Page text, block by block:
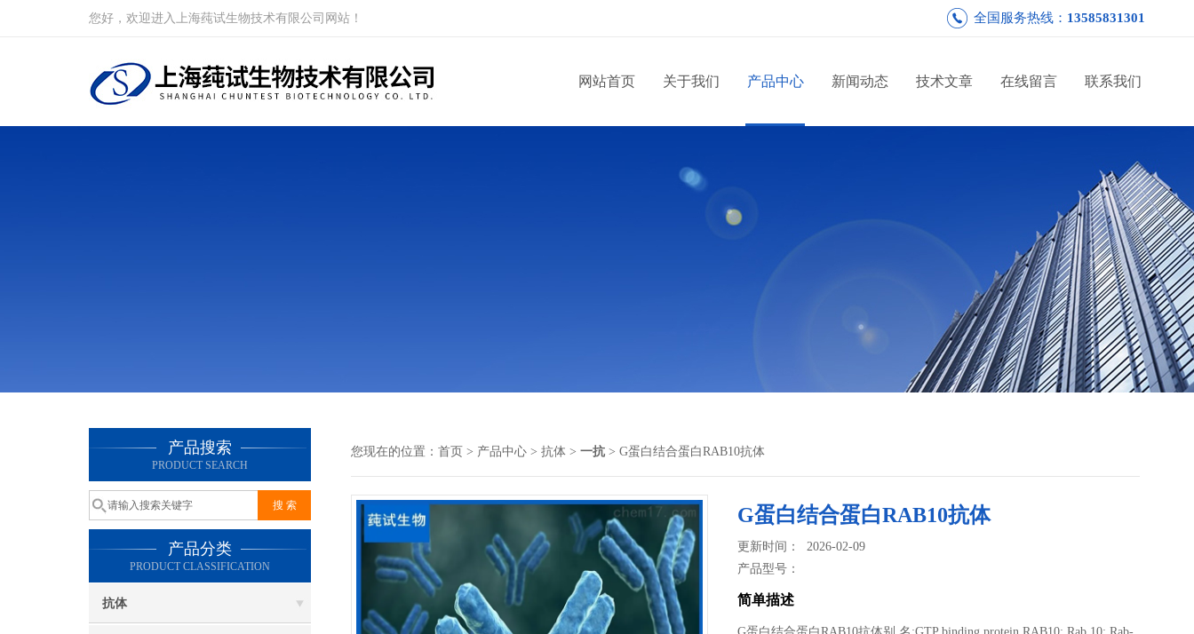
您好，欢迎进入上海莼试生物技术有限公司网站！ 全国服务热线： 13585831301
网站首页 关于我们 产品中心 新闻动态 技术文章 在线留言 联系我们
产品搜索
PRODUCT SEARCH
产品分类
PRODUCT CLASSIFICATION
抗体
您现在的位置： 首页 > 产品中心 > 抗体 > 一抗 > G蛋白结合蛋白RAB10抗体
G蛋白结合蛋白RAB10抗体
更新时间： 2026-02-09
产品型号：
简单描述